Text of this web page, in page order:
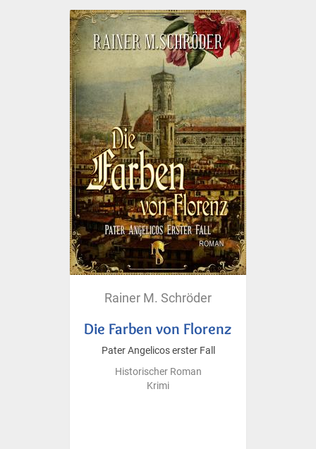
Rainer M. Schröder
Die Farben von Florenz
Pater Angelicos erster Fall
Historischer Roman
Krimi